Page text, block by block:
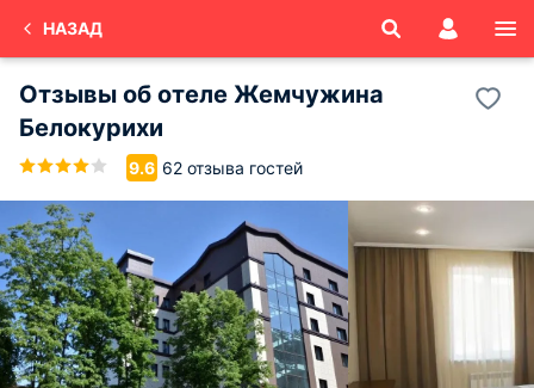
НАЗАД
Отзывы об отеле Жемчужина
Белокурихи
9.6 62 отзыва гостей